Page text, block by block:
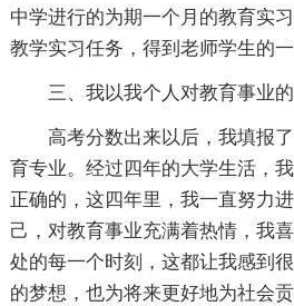
中学进行的为期一个月的教育实
教学实习任务，得到老师学生的一
三、我以我个人对教育事业
高考分数出来以后，我填报
育专业。经过四年的大学生活，
正确的，这四年里，我一直努力
己，对教育事业充满着热情，我
处的每一个时刻，这都让我感到
的梦想，也为将来更好地为社会